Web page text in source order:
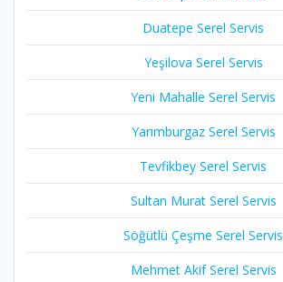
Duatepe Serel Servis
Yeşilova Serel Servis
Yeni Mahalle Serel Servis
Yarımburgaz Serel Servis
Tevfikbey Serel Servis
Sultan Murat Serel Servis
Söğütlü Çeşme Serel Servis
Mehmet Akif Serel Servis